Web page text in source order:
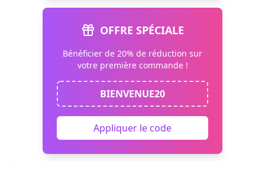
OFFRE SPÉCIALE
Bénéficier de 20% de réduction sur
votre première commande !
BIENVENUE20
Appliquer le code